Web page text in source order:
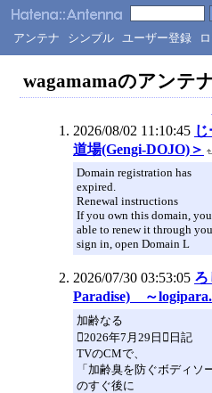
アンテナ シンプル ユーザー登録
wagamamaのアンテ
2026/08/02 11:10:45
道場(Gengi-DOJO)＞
Domain registration has
expired.
Renewal instructions
If you own this domain,
able to renew it through
sign in, open Domain L
2026/07/30 03:53:05 ろ
Paradise) ～
加齢なる
2026年7月29日日記
TVのCMで、
「加齢臭を防ぐボディソ
のすぐ後に